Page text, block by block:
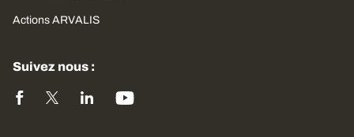
Actions ARVALIS
Suivez nous :